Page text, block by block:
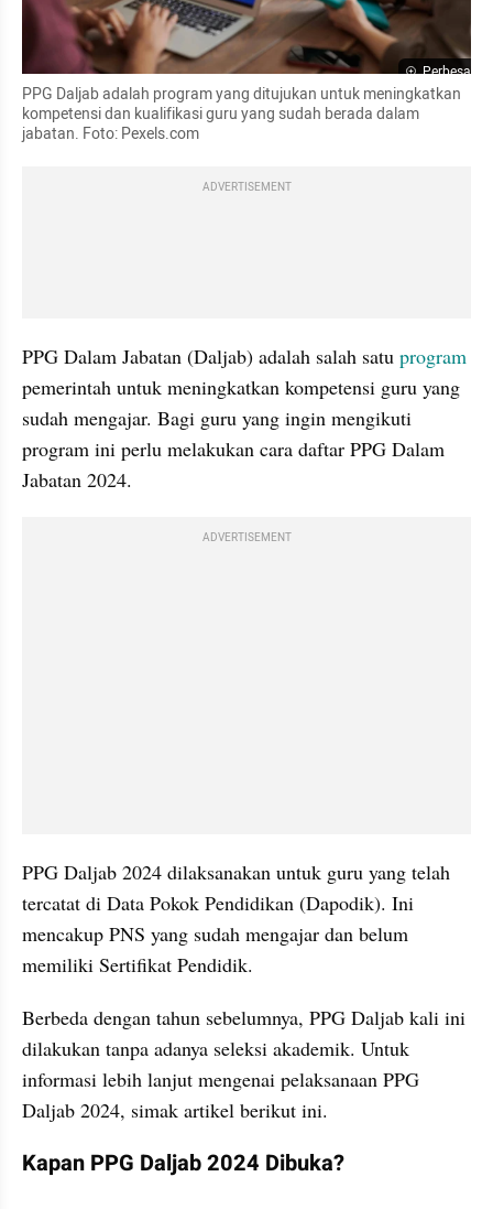
Perbesar
PPG Daljab adalah program yang ditujukan untuk meningkatkan
kompetensi dan kualifikasi guru yang sudah berada dalam
jabatan. Foto: Pexels.com
ADVERTISEMENT
PPG Dalam Jabatan (Daljab) adalah salah satu program
pemerintah untuk meningkatkan kompetensi guru yang
sudah mengajar. Bagi guru yang ingin mengikuti
program ini perlu melakukan cara daftar PPG Dalam
Jabatan 2024.
ADVERTISEMENT
PPG Daljab 2024 dilaksanakan untuk guru yang telah
tercatat di Data Pokok Pendidikan (Dapodik). Ini
mencakup PNS yang sudah mengajar dan belum
memiliki Sertifikat Pendidik.
Berbeda dengan tahun sebelumnya, PPG Daljab kali ini
dilakukan tanpa adanya seleksi akademik. Untuk
informasi lebih lanjut mengenai pelaksanaan PPG
Daljab 2024, simak artikel berikut ini.
Kapan PPG Daljab 2024 Dibuka?